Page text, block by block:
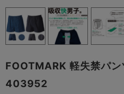
FOOTMARK 軽失禁パ
403952